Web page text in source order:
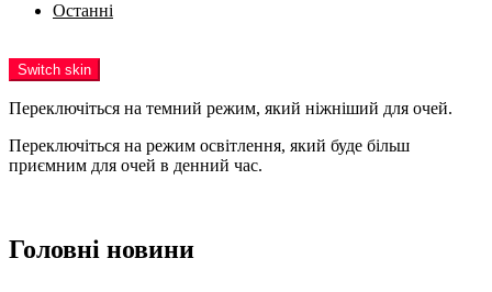
Останні
Switch skin
Переключіться на темний режим, який ніжніший для очей.
Переключіться на режим освітлення, який буде більш
приємним для очей в денний час.
Головні новини